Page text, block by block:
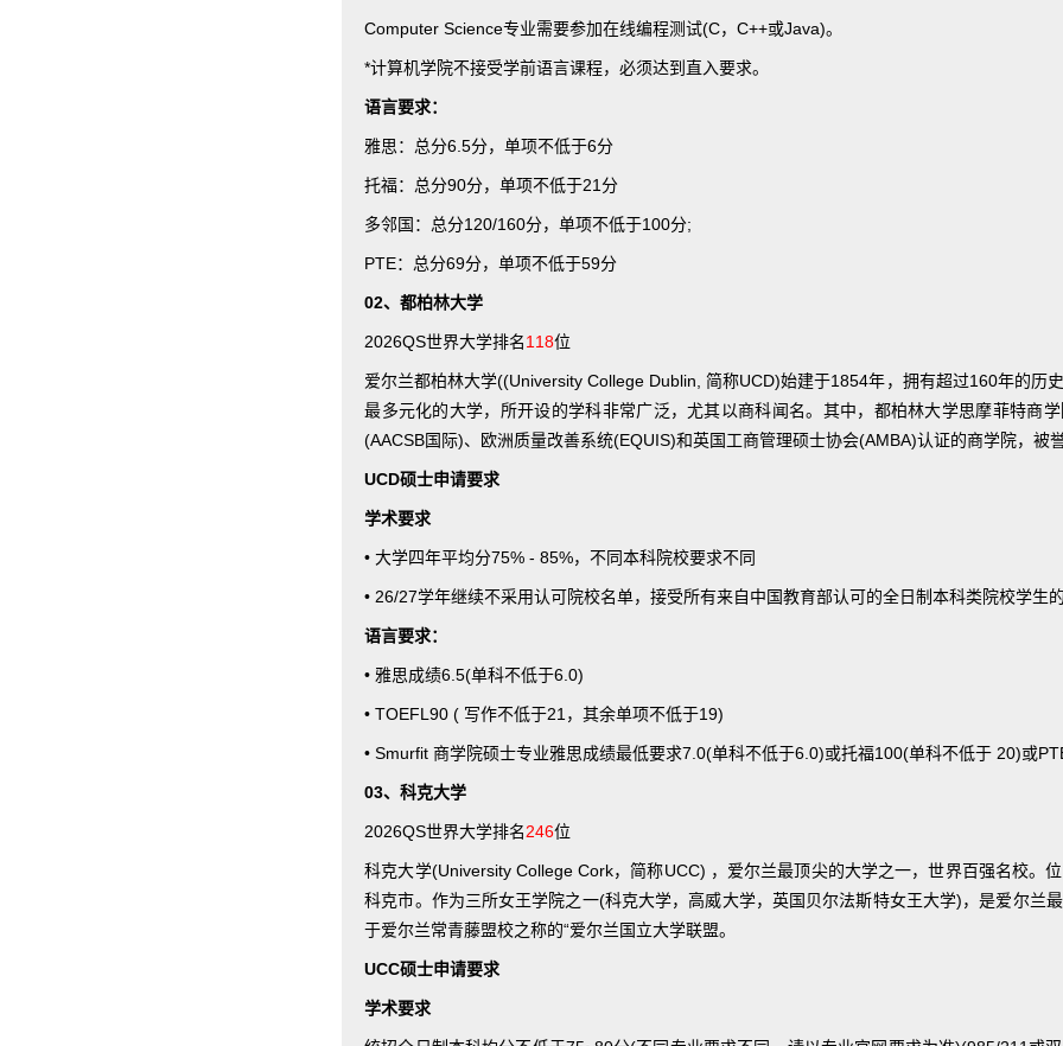
Computer Science专业需要参加在线编程测试(C，C++或Java)。
*计算机学院不接受学前语言课程，必须达到直入要求。
语言要求：
雅思：总分6.5分，单项不低于6分
托福：总分90分，单项不低于21分
多邻国：总分120/160分，单项不低于100分;
PTE：总分69分，单项不低于59分
02、都柏林大学
2026QS世界大学排名118位
爱尔兰都柏林大学((University College Dublin, 简称UCD)始建于1854年，拥有超过160年的历史
最多元化的大学，所开设的学科非常广泛，尤其以商科闻名。其中，都柏林大学思摩菲特商
(AACSB国际)、欧洲质量改善系统(EQUIS)和英国工商管理硕士协会(AMBA)认证的商学院，被誉
UCD硕士申请要求
学术要求
• 大学四年平均分75% - 85%，不同本科院校要求不同
• 26/27学年继续不采用认可院校名单，接受所有来自中国教育部认可的全日制本科类院校学生
语言要求：
• 雅思成绩6.5(单科不低于6.0)
• TOEFL90 ( 写作不低于21，其余单项不低于19)
• Smurfit 商学院硕士专业雅思成绩最低要求7.0(单科不低于6.0)或托福100(单科不低于 20)或
03、科克大学
2026QS世界大学排名246位
科克大学(University College Cork，简称UCC) ，爱尔兰最顶尖的大学之一，世界百强名校。
科克市。作为三所女王学院之一(科克大学，高威大学，英国贝尔法斯特女王大学)，是爱尔兰
于爱尔兰常青藤盟校之称的“爱尔兰国立大学联盟。
UCC硕士申请要求
学术要求